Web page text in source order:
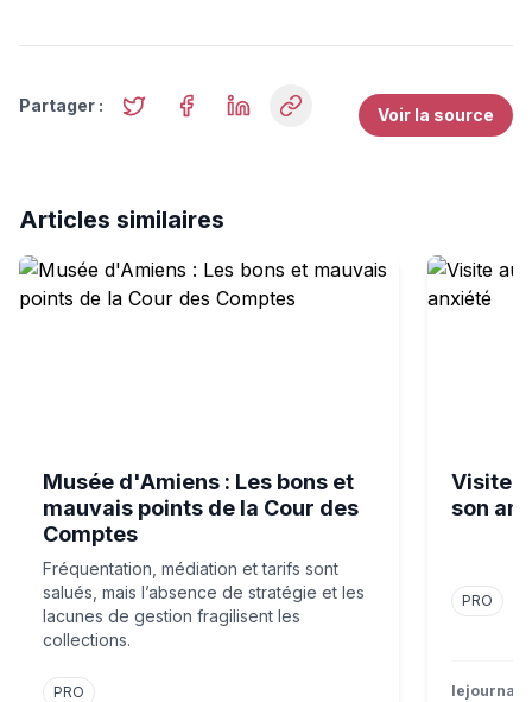
Partager : Voir la source
Articles similaires
Musée d'Amiens : Les bons et mauvais points de la
Musée d'Amiens : Les bons et
mauvais points de la Cour des
Comptes
Fréquentation, médiation et tarifs sont
salués, mais l’absence de stratégie et les
lacunes de gestion fragilisent les
collections.
PRO
Visite au
Visite
son
PRO